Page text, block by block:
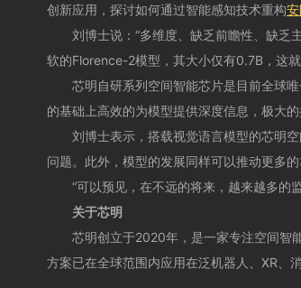
创新应用，探讨如何通过智能感知技术重构
刘博士说：“多维度、缺乏前瞻性、缺乏主
软的Florence-2模型，其大小仅有0.7B，这
芯明自研系列空间智能芯片是目前全球唯
的基础上高效的为模型提供深度信息，极大
刘博士表示，搭载视觉语言模型的芯明空
问题。此外，模型的发展同样可以推动更多
“可以预见，在不远的将来，越来越多的监
关于芯明
芯明创立于2020年，是一家专注空间智能
方案已在全球范围内应用在泛机器人、XR、